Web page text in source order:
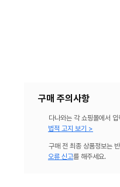
구매 주의사항
다나와는 각 쇼핑몰에서
법적 고지 보기 >
구매 전 최종 상품정보는
오류 신고를 해주세요.